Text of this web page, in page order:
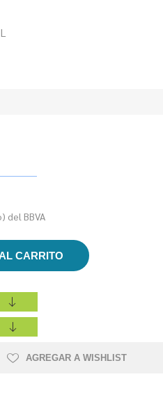
del BBVA
AGREGAR A WISHLIST